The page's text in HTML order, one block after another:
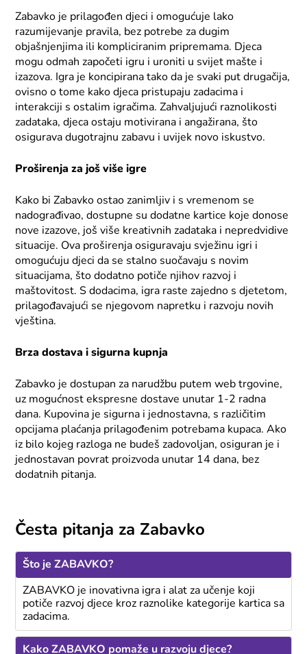
Zabavko je prilagođen djeci i omogućuje lako
razumijevanje pravila, bez potrebe za dugim
objašnjenjima ili kompliciranim pripremama. Djeca
mogu odmah započeti igru i uroniti u svijet mašte i
izazova. Igra je koncipirana tako da je svaki put drugačija,
ovisno o tome kako djeca pristupaju zadacima i
interakciji s ostalim igračima. Zahvaljujući raznolikosti
zadataka, djeca ostaju motivirana i angažirana, što
osigurava dugotrajnu zabavu i uvijek novo iskustvo.
Proširenja za još više igre
Kako bi Zabavko ostao zanimljiv i s vremenom se
nadograđivao, dostupne su dodatne kartice koje donose
nove izazove, još više kreativnih zadataka i nepredvidive
situacije. Ova proširenja osiguravaju svježinu igri i
omogućuju djeci da se stalno suočavaju s novim
situacijama, što dodatno potiče njihov razvoj i
maštovitost. S dodacima, igra raste zajedno s djetetom,
prilagođavajući se njegovom napretku i razvoju novih
vještina.
Brza dostava i sigurna kupnja
Zabavko je dostupan za narudžbu putem web trgovine,
uz mogućnost ekspresne dostave unutar 1-2 radna
dana. Kupovina je sigurna i jednostavna, s različitim
opcijama plaćanja prilagođenim potrebama kupaca. Ako
iz bilo kojeg razloga ne budeš zadovoljan, osiguran je i
jednostavan povrat proizvoda unutar 14 dana, bez
dodatnih pitanja.
Česta pitanja za Zabavko
Što je ZABAVKO?
ZABAVKO je inovativna igra i alat za učenje koji
potiče razvoj djece kroz raznolike kategorije kartica sa
zadacima.
Kako ZABAVKO pomaže u razvoju djece?